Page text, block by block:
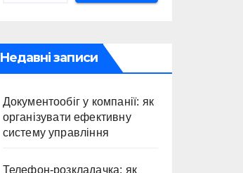
Недавні записи
Документообіг у компанії: як
організувати ефективну
систему управління
Телефон-розкладачка: як